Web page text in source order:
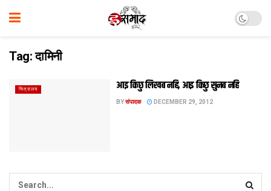
Tag:दामिनी
चित्रालय आइ किछु लिखब नहि, आइ किछु सुनब नहि
BYसंपादक DECEMBER 29, 2012